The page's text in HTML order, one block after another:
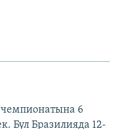
6
Бул Бразилияда 12-